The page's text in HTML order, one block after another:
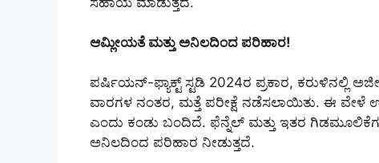
ಆಮ್ಲೀಯತೆ ಮತ್ತು ಅನಿಲದಿಂದ ಪರಿಹಾರ!
ಪರ್ಷಿಯನ್-ಫ್ಯಾಕ್ಟ್ ಸ್ಟಡಿ 2024ರ ಪ್ರಕಾರ, ಕರುಳಿನಲ್ಲಿ
ವಾರಗಳ ನಂತರ, ಮತ್ತೆ ಪರೀಕ್ಷೆ ನಡೆಸಲಾಯಿತು. ಈ
ಎಂದು ಕಂಡು ಬಂದಿದೆ. ಫೆನ್ನೆಲ್ ಮತ್ತು ಇತರ
ಅನಿಲದಿಂದ ಪರಿಹಾರ ನೀಡುತ್ತದೆ.